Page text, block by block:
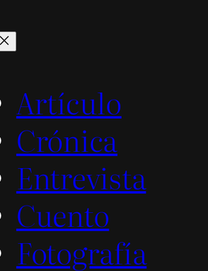
Artículo
Crónica
Entrevista
Cuento
Fotografía